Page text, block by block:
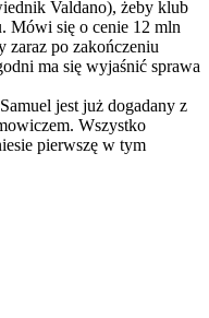
Valdano), żeby klub
Mówi się o cenie 12 mln
zaraz po zakończeniu
ma się wyjaśnić sprawa
jest już dogadany z
Wszystko
pierwszę w tym